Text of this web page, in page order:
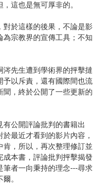
這也是無可厚非的。
於這樣的後果，不論是影
為宗教界的宣傳工具；不知
先生遭到學術界的抨擊撻
予以斥責，還有國際間也流
，終於公開了一些更新的
公開評論批判的書籍出
最近才看到的影片內容，
肯，所以，再次整理修訂並
本書，評論批判抨擊揭發
筆者一向秉持的理念---尋求
。